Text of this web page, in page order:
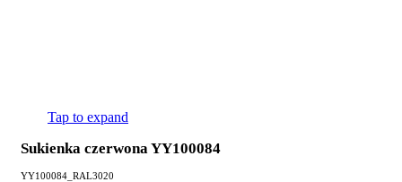
Tap to expand
Sukienka czerwona YY100084
YY100084_RAL3020